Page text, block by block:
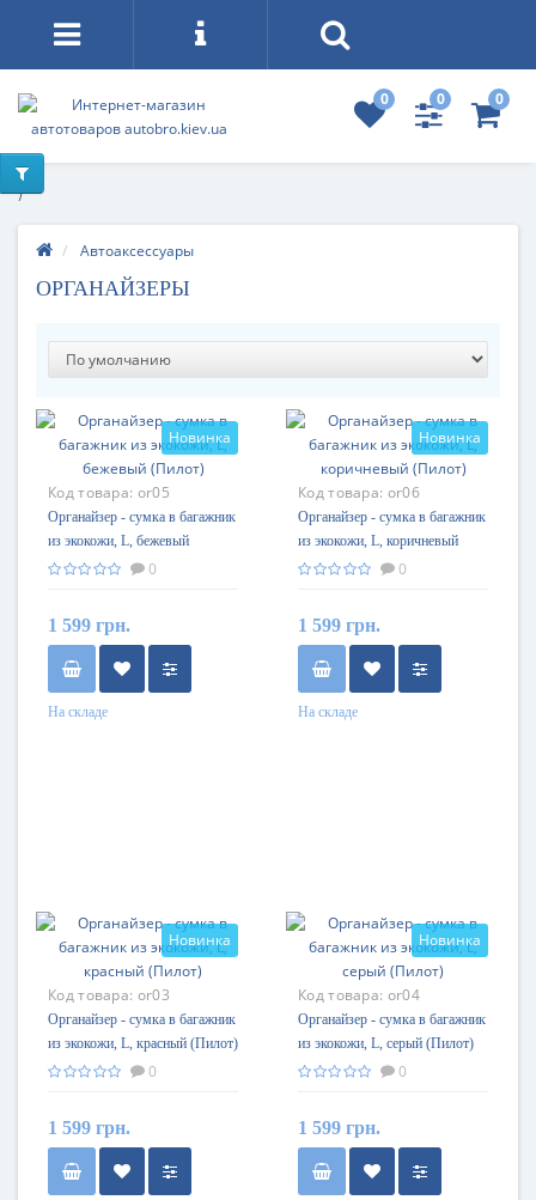
0 0 0
)
Автоаксессуары
ОРГАНАЙЗЕРЫ
Новинка
Код товара: or05
Органайзер - сумка в багажник
из экокожи, L, бежевый
(Пилот)
0
1 599 грн.
На складе
Новинка
Код товара: or06
Органайзер - сумка в багажник
из экокожи, L, коричневый
(Пилот)
0
1 599 грн.
На складе
Новинка
Код товара: or03
Органайзер - сумка в багажник
из экокожи, L, красный (Пилот)
0
1 599 грн.
Новинка
Код товара: or04
Органайзер - сумка в багажник
из экокожи, L, серый (Пилот)
0
1 599 грн.